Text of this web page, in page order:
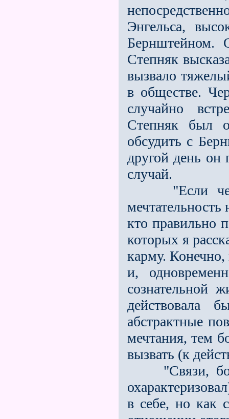
Энгельса,
Бернштейном.
Степняк
вызвало
в обществе.
случайно
Степняк был
обсудить с
другой день он
случай.
"Если
мечтательность
кто правильно
которых я
карму. Конечно,
и,
сознательной
абстрактные
мечтания, тем
вызвать (к
"Связи,
в себе, но как